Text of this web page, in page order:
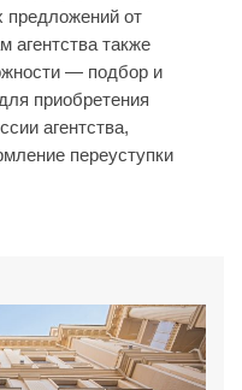
предложений от
агентства также
— подбор и
приобретения
агентства,
переуступки